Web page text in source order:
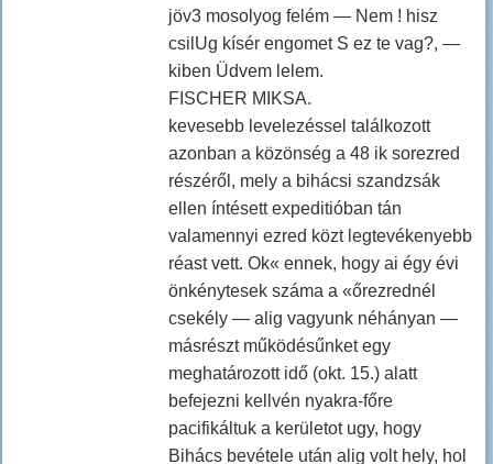
jöv3 mosolyog felém — Nem ! hisz
csilUg kísér engomet S ez te vag?, —
kiben Üdvem lelem.
FISCHER MIKSA.
kevesebb levelezéssel találkozott
azonban a közönség a 48 ik sorezred
részéről, mely a bihácsi szandzsák
ellen íntésett expeditióban tán
valamennyi ezred közt legtevékenyebb
réast vett. Ok« ennek, hogy ai égy évi
önkénytesek száma a «őrezrednél
csekély — alig vagyunk néhányan —
másrészt működésűnket egy
meghatározott idő (okt. 15.) alatt
befejezni kellvén nyakra-főre
pacifikáltuk a kerületot ugy, hogy
Bihács bevétele után alig volt hely, hol